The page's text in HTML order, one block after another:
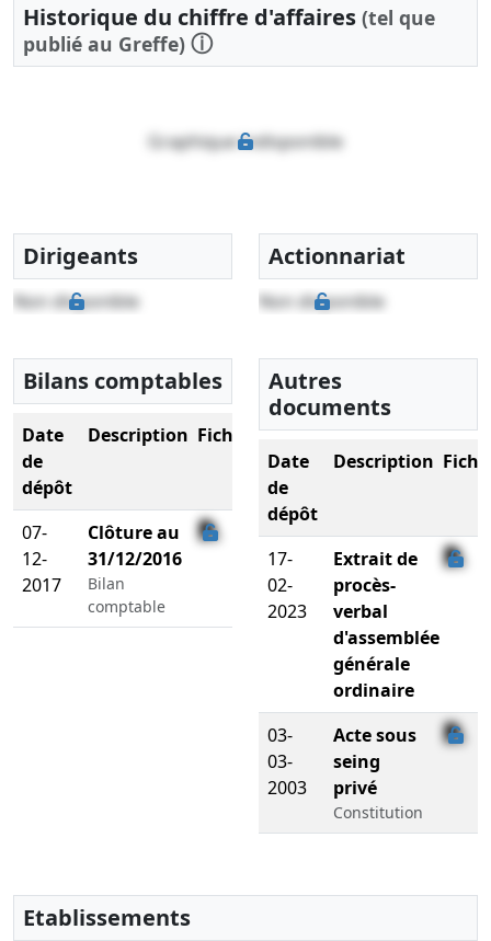
Historique du chiffre d'affaires (tel que
publié au Greffe) ⓘ
Graphique indisponible
Dirigeants
Non disponible
Actionnariat
Non disponible
Bilans comptables
Date
de
dépôt
Description Fichier
07-
12-
2017
Clôture au
31/12/2016
Bilan
comptable
Autres
documents
Date
de
dépôt
Description
17-
02-
2023
Extrait de
procès-
verbal
d'assemblée
générale
ordinaire
03-
03-
2003
Acte sous
seing
privé
Constitution
Etablissements